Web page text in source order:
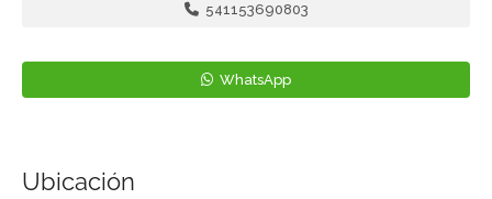
541153690803
WhatsApp
Ubicación